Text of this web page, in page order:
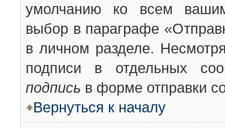
умолчанию ко всем
выбор в параграфе
в личном разделе.
подписи в отдельных
подпись в форме отправки
Вернуться к началу